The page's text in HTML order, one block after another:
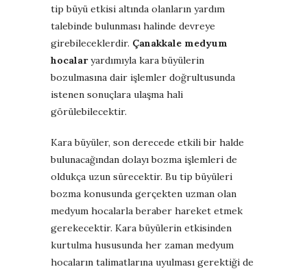
tip büyü etkisi altında olanların yardım
talebinde bulunması halinde devreye
girebileceklerdir. Çanakkale medyum
hocalaryardımıyla kara büyülerin
bozulmasına dair işlemler doğrultusunda
istenen sonuçlara ulaşma hali
görülebilecektir.
Kara büyüler, son derecede etkili bir halde
bulunacağından dolayı bozma işlemleri de
oldukça uzun sürecektir. Bu tip büyüleri
bozma konusunda gerçekten uzman olan
medyum hocalarla beraber hareket etmek
gerekecektir. Kara büyülerin etkisinden
kurtulma hususunda her zaman medyum
hocaların talimatlarına uyulması gerektiği de